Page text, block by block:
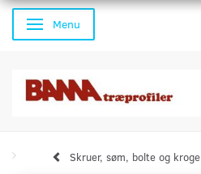
Skifte navigation
Menu
Skruer, søm, bolte og kroge